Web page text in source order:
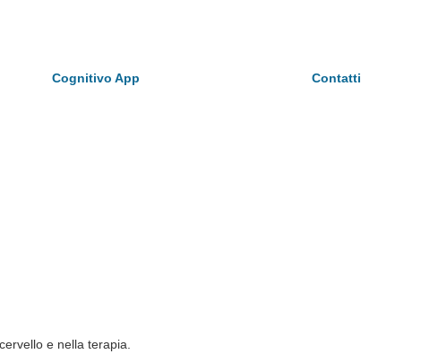
Cognitivo App Contatti
e nella terapia.